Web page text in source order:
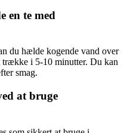
en te med
du hælde kogende vand over
trække i 5-10 minutter. Du kan
smag.
at bruge